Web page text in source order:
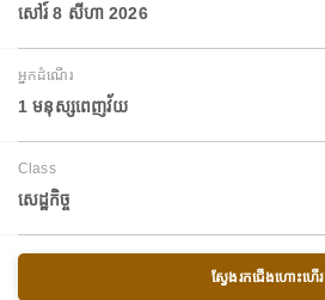
សៅរ៍ 8 សីហា 2026
អ្នកដំណើរ
1 មនុស្សពេញវ័យ
Class
សេដ្ឋកិច្ច
ស្វែងរកជើងហោះហើរ